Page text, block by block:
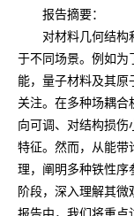
报告摘要：
对材料几何结构
于不同场景。例如为
能，量子材料及其原
关注。在多种场耦合
向可调、对结构损伤
特征。然而，从能带
理，阐明多种铁性序
阶段，深入理解其